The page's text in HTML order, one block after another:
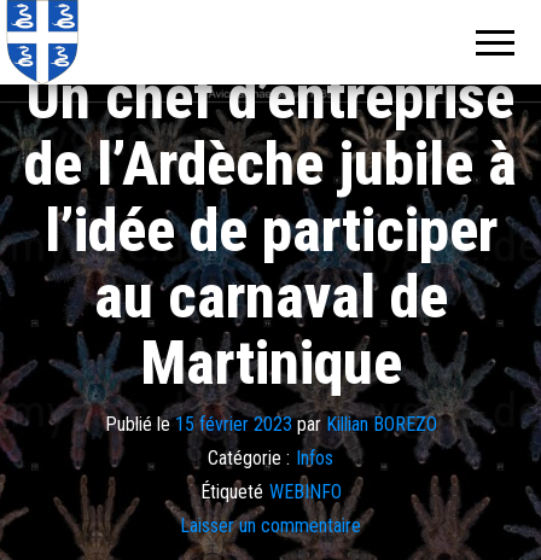
Un chef d’entreprise
de l’Ardèche jubile à
l’idée de participer
au carnaval de
Martinique
Publié le15 février 2023par Killian BOREZO
Catégorie : Infos
Étiqueté WEBINFO
Laisser un commentaire